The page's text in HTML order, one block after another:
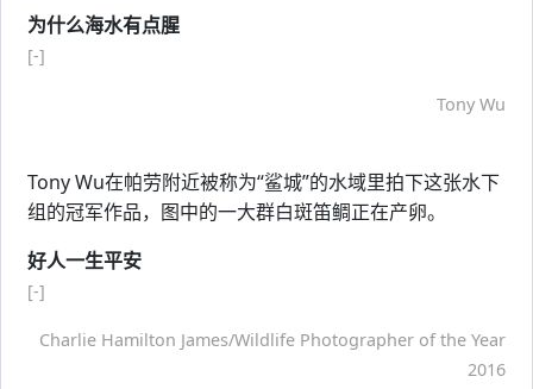
为什么海水有点腥
[-]
Tony Wu
Tony Wu在帕劳附近被称为“鲨城”的水域里拍下这张水下
组的冠军作品，图中的一大群白斑笛鲷正在产卵。
好人一生平安
[-]
Charlie Hamilton James/Wildlife Photographer of the Year
2016